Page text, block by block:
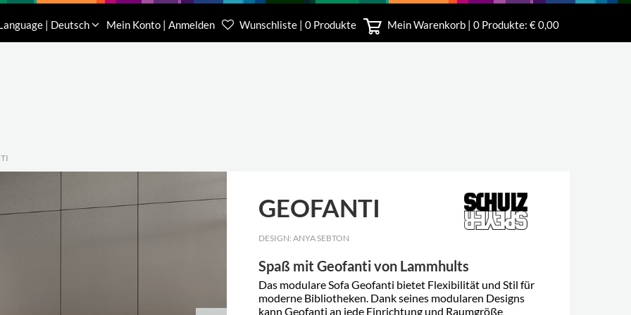
| Deutsch Mein Konto | Anmelden Wunschliste | 0 Produkte Mein Warenkorb | 0 Produkte: € 0,00
Kundenberater Projekte
(0) 62 32-31 81-00
Kundenberater Webshop
(0) 62 32-31 81-21
GEOFANTI
DESIGN: ANYA SEBTON
Spaß mit Geofanti von Lammhults
Das modulare Sofa Geofanti bietet Flexibilität und Stil für
moderne Bibliotheken. Dank seines modularen Designs
kann Geofanti an jede Einrichtung und Raumgröße